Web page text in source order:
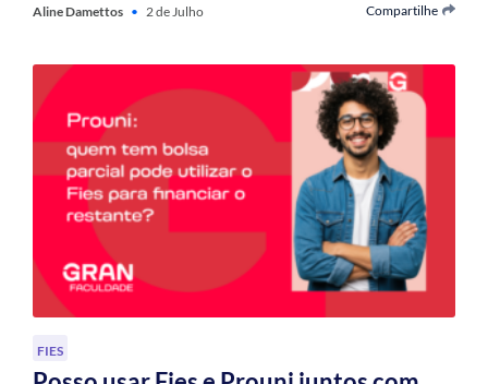
Aline Damettos • 2 de Julho Compartilhe
FIES